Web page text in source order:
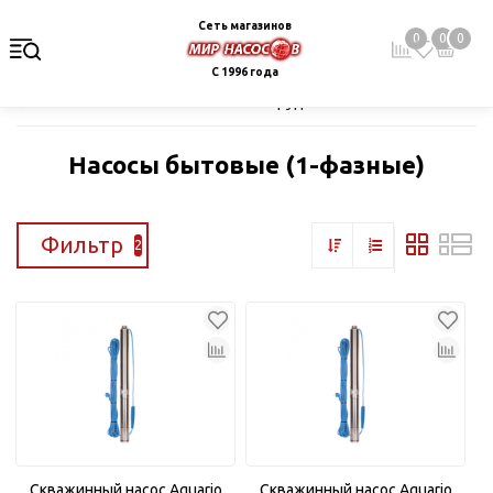
Сеть магазинов
С 1996 года
0 0 0
Насосы бытовые (1-фазные)
Фильтр 2